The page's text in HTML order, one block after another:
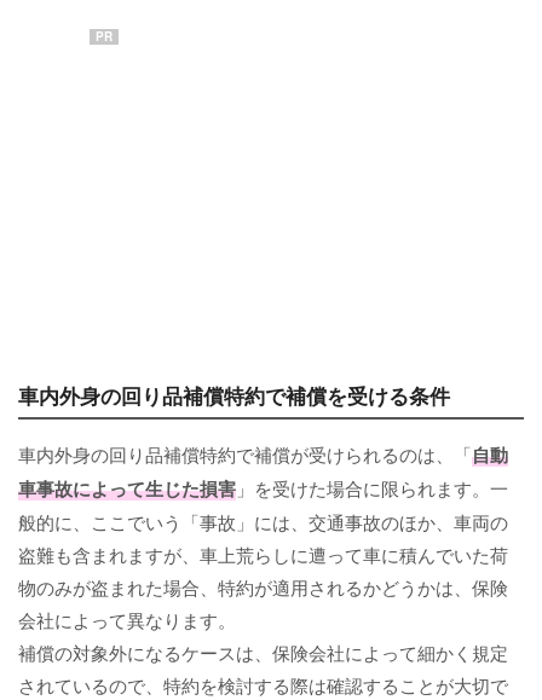
PR
車内外身の回り品補償特約で補償を受ける条件
車内外身の回り品補償特約で補償が受けられるのは、「自動
車事故によって生じた損害 」を受けた場合に限られます。一
般的に、ここでいう「事故」には、交通事故のほか、車両の
盗難も含まれますが、車上荒らしに遭って車に積んでいた荷
物のみが盗まれた場合、特約が適用されるかどうかは、保険
会社によって異なります。
補償の対象外になるケースは、保険会社によって細かく規定
されているので、特約を検討する際は確認することが大切で